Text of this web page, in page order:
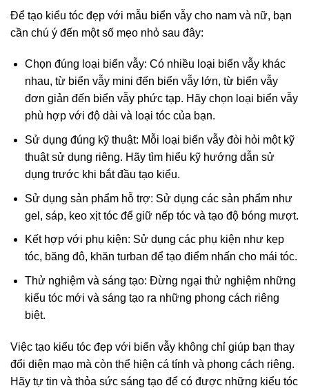
Để tạo kiểu tóc đẹp với mẫu biển vẫy cho nam và nữ, bạn
cần chú ý đến một số mẹo nhỏ sau đây:
Chọn đúng loại biển vẫy: Có nhiều loại biển vẫy khác
nhau, từ biển vẫy mini đến biển vẫy lớn, từ biển vẫy
đơn giản đến biển vẫy phức tạp. Hãy chọn loại biển vẫy
phù hợp với độ dài và loại tóc của bạn.
Sử dụng đúng kỹ thuật: Mỗi loại biển vẫy đòi hỏi một kỹ
thuật sử dụng riêng. Hãy tìm hiểu kỹ hướng dẫn sử
dụng trước khi bắt đầu tạo kiểu.
Sử dụng sản phẩm hỗ trợ: Sử dụng các sản phẩm như
gel, sáp, keo xịt tóc để giữ nếp tóc và tạo độ bóng mượt.
Kết hợp với phụ kiện: Sử dụng các phụ kiện như kẹp
tóc, băng đô, khăn turban để tạo điểm nhấn cho mái tóc.
Thử nghiệm và sáng tạo: Đừng ngại thử nghiệm những
kiểu tóc mới và sáng tạo ra những phong cách riêng
biệt.
Việc tạo kiểu tóc đẹp với biển vẫy không chỉ giúp bạn thay
đổi diện mạo mà còn thể hiện cá tính và phong cách riêng.
Hãy tự tin và thỏa sức sáng tạo để có được những kiểu tóc